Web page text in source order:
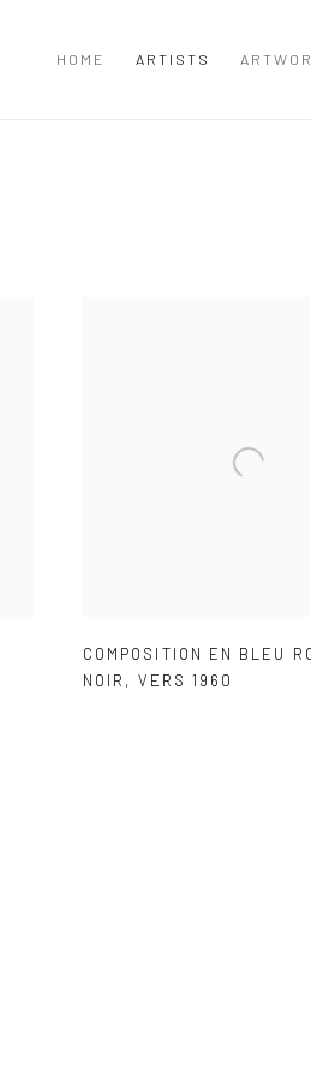
HOME ARTISTS
COMPOSITION EN BLEU
NOIR , VERS 1960